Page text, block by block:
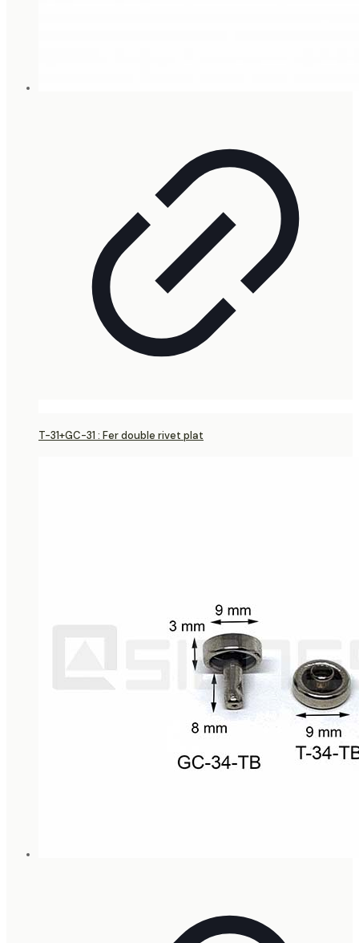
T-31+GC-31 : Fer double rivet plat